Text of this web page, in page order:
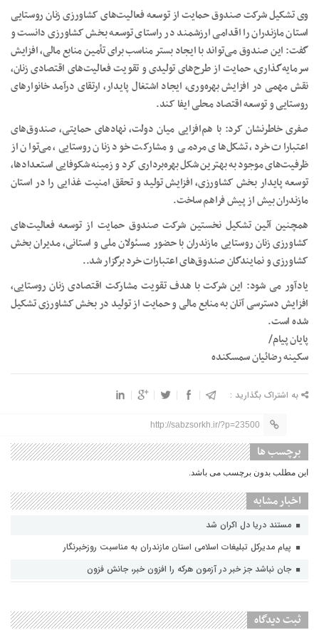
وی تشکیل شرکت صندوق حمایت از توسعه فعالیت‌های کشاورزی زنان روستایی
استان مازندران را اقدامی ارزشمند در راستای توسعه بخش کشاورزی دانست و
گفت: این صندوق می‌تواند با ایجاد بستر مناسب برای تأمین منابع مالی، افزایش
سرمایه‌گذاری، حمایت از طرح‌های تولیدی و تقویت فعالیت‌های اقتصادی زنان،
نقش مهمی در افزایش بهره‌وری، ایجاد اشتغال پایدار، ارتقای درآمد خانوارهای
روستایی و توسعه اقتصاد محلی ایفا کند.
صفری خاطرنشان کرد: با هم‌افزایی میان دولت، نهادهای حمایتی، صندوق‌های
اعتبارات خرد، تشکل‌های مردمی و مشارکت خود زنان روستایی، می‌توان از
ظرفیت‌های موجود به بهترین شکل بهره‌برداری کرد و زمینه شکوفایی استعدادها،
توسعه پایدار بخش کشاورزی، افزایش تولید و تحقق امنیت غذایی را در استان
مازندران بیش از پیش فراهم ساخت.
همچنین آئین تشکیل نخستین شرکت صندوق حمایت از توسعه فعالیت‌های
کشاورزی زنان روستایی مازندران با حضور مسئولان ملی و استانی، مدیران بخش
کشاورزی و نمایندگان صندوق‌های اعتبارات خرد برگزار شد..
یادآور می شود: این شرکت با هدف تقویت مشارکت اقتصادی زنان روستایی،
افزایش دسترسی آنان به منابع مالی و حمایت از تولید در بخش کشاورزی تشکیل
شده است.
پایان پیام/
سکینه رضائیان سمسکنده
به اشتراک بگذارید :
http://sabzsorkh.ir/?p=23500
برچسب ها
این مطلب بدون برچسب می باشد.
اخبار مشابه
مستند دریا دل اکران شد
پیام مدیرکل تبلیغات اسلامی استان مازندران به مناسبت روزخبرنگار
جان نباشد جز خبر در آزمون هرکه را افزون خبر، جانش فزون
ثبت دیدگاه